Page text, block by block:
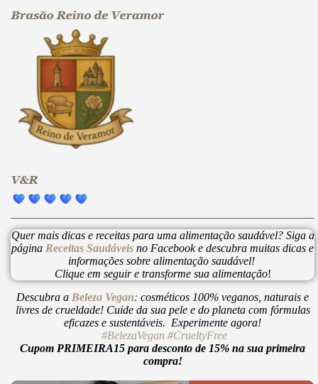
Quer mais dicas e receitas para uma alimentação saudável? Siga a
página Receitas Saudáveis no Facebook e descubra muitas dicas e
informações sobre alimentação saudável!
Clique em seguir e transforme sua alimentação!
Descubra a Beleza Vegan: cosméticos 100% veganos, naturais e
livres de crueldade! Cuide da sua pele e do planeta com fórmulas
eficazes e sustentáveis. Experimente agora!
#BelezaVegan #CrueltyFree
Cupom PRIMEIRA15 para desconto de 15% na sua primeira
compra!